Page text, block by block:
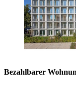
Bezahlbarer